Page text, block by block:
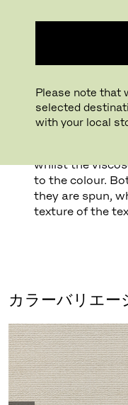
Please note that
selected
with your local
become the
The very
updated colour
Hallingdal 65 is
whilst the
to the colour.
they are spun,
texture of the
カラーバリエー